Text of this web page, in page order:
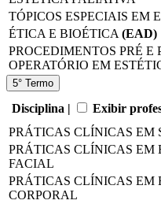
TÓPICOS ESPECIAIS EM
ÉTICA E BIOÉTICA (EAD)
PROCEDIMENTOS PRÉ E
OPERATÓRIO EM
5° Termo
Disciplina | Exibir
PRÁTICAS CLÍNICAS EM
PRÁTICAS CLÍNICAS EM
FACIAL
PRÁTICAS CLÍNICAS EM
CORPORAL